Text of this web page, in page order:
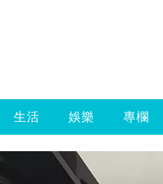
生活 娛樂 專欄